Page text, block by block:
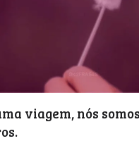
viagem, nós